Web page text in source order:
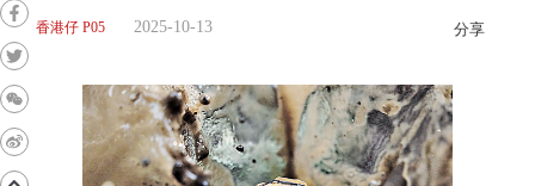
香港仔 P05 2025-10-13 分享